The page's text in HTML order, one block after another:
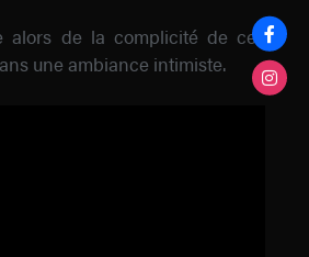
alors de la complicité de ces
une ambiance intimiste.